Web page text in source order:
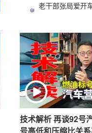
老干部张局爱开
技术解析 再谈92号